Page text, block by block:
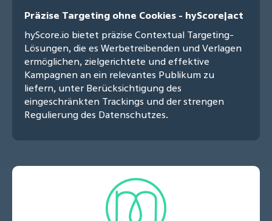
Präzise Targeting ohne Cookies - hyScore|act
hyScore.io bietet präzise Contextual Targeting-
Lösungen, die es Werbetreibenden und Verlagen
ermöglichen, zielgerichtete und effektive
Kampagnen an ein relevantes Publikum zu
liefern, unter Berücksichtigung des
eingeschränkten Trackings und der strengen
Regulierung des Datenschutzes.